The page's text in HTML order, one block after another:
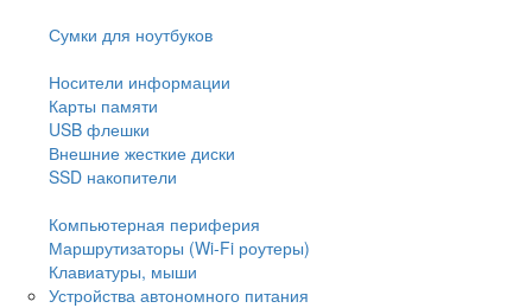
Сумки для ноутбуков
Носители информации
Карты памяти
USB флешки
Внешние жесткие диски
SSD накопители
Компьютерная периферия
Маршрутизаторы (Wi-Fi роутеры)
Клавиатуры, мыши
Устройства автономного питания